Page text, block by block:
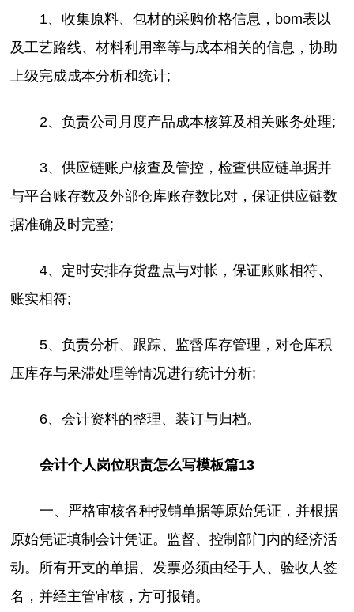
1、收集原料、包材的采购价格信息，bom表以
及工艺路线、材料利用率等与成本相关的信息，协助
上级完成成本分析和统计;
2、负责公司月度产品成本核算及相关账务处理;
3、供应链账户核查及管控，检查供应链单据并
与平台账存数及外部仓库账存数比对，保证供应链数
据准确及时完整;
4、定时安排存货盘点与对帐，保证账账相符、
账实相符;
5、负责分析、跟踪、监督库存管理，对仓库积
压库存与呆滞处理等情况进行统计分析;
6、会计资料的整理、装订与归档。
会计个人岗位职责怎么写模板篇13
一、严格审核各种报销单据等原始凭证，并根据
原始凭证填制会计凭证。监督、控制部门内的经济活
动。所有开支的单据、发票必须由经手人、验收人签
名，并经主管审核，方可报销。